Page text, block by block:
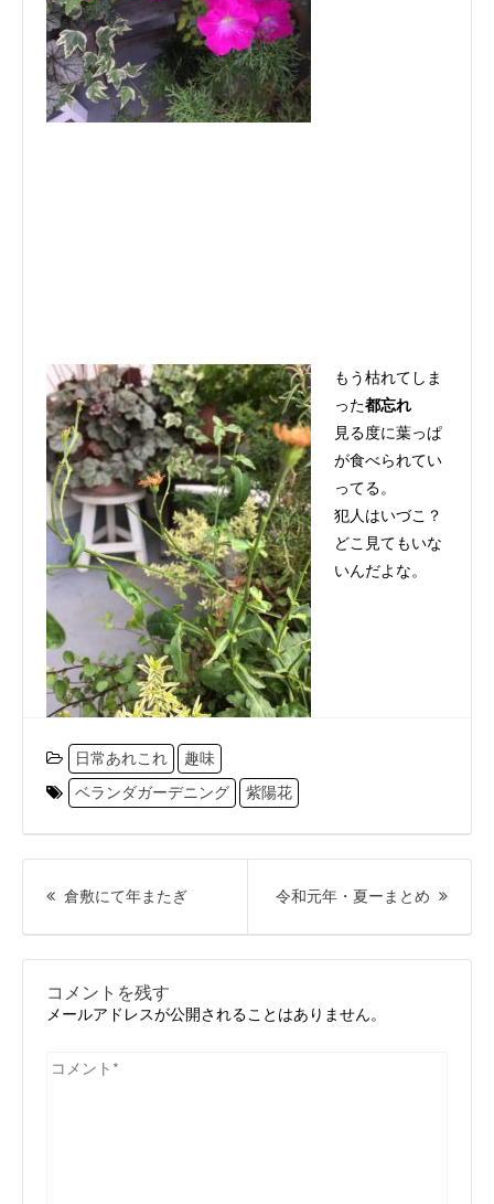
もう枯れてしま
った都忘れ
見る度に葉っぱ
が食べられてい
ってる。
犯人はいづこ？
どこ見てもいな
いんだよな。
日常あれこれ
趣味
ベランダガーデニング
紫陽花
投
ビ
ゲ
倉敷にて年またぎ前
令和元年・夏ーまとめ
次
コメントを残す
メールアドレスが公開されることはありません。
コ